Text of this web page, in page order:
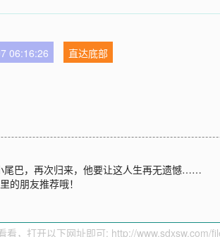
06:16:26
直达底部
尾巴，再次归来，他要让这人生再无遗憾……
的朋友推荐哦！